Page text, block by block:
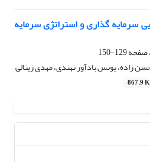
سرمایه گذاری و استراتژی سرمایه
129-150
زاده، یونس بادآور نهندی، مهدی زینالی
867.9 K